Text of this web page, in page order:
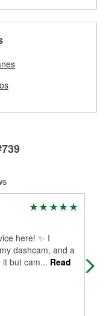
here! ✨ I
dashcam, and a
but cam... Read